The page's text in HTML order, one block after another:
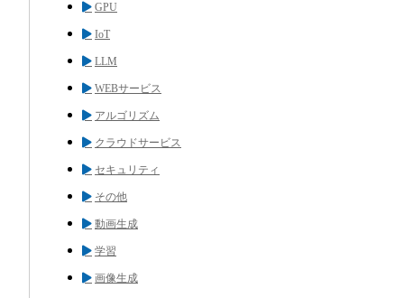
GPU
IoT
LLM
WEBサービス
アルゴリズム
クラウドサービス
セキュリティ
その他
動画生成
学習
画像生成